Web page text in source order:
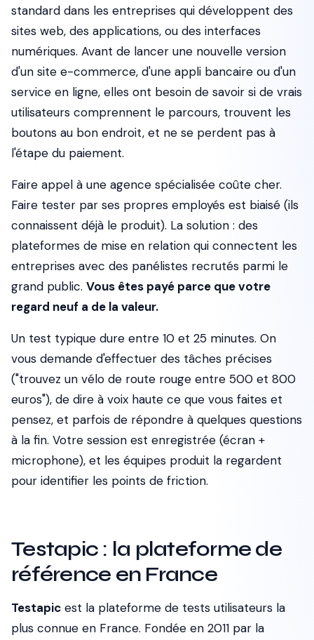
standard dans les entreprises qui développent des
sites web, des applications, ou des interfaces
numériques. Avant de lancer une nouvelle version
d'un site e-commerce, d'une appli bancaire ou d'un
service en ligne, elles ont besoin de savoir si de vrais
utilisateurs comprennent le parcours, trouvent les
boutons au bon endroit, et ne se perdent pas à
l'étape du paiement.
Faire appel à une agence spécialisée coûte cher.
Faire tester par ses propres employés est biaisé (ils
connaissent déjà le produit). La solution : des
plateformes de mise en relation qui connectent les
entreprises avec des panélistes recrutés parmi le
grand public. Vous êtes payé parce que votre
regard neuf a de la valeur.
Un test typique dure entre 10 et 25 minutes. On
vous demande d'effectuer des tâches précises
("trouvez un vélo de route rouge entre 500 et 800
euros"), de dire à voix haute ce que vous faites et
pensez, et parfois de répondre à quelques questions
à la fin. Votre session est enregistrée (écran +
microphone), et les équipes produit la regardent
pour identifier les points de friction.
Testapic : la plateforme de
référence en France
Testapic est la plateforme de tests utilisateurs la
plus connue en France. Fondée en 2011 par la